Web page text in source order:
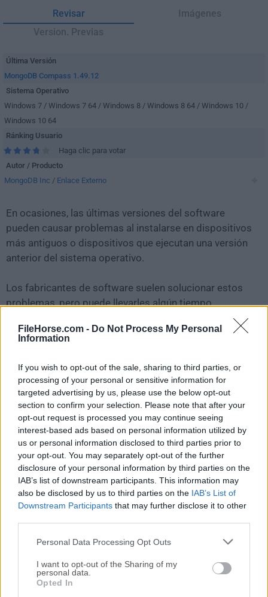
FileHorse.com - Do Not Process My Personal
Information
If you wish to opt-out of the sale, sharing to third parties, or
processing of your personal or sensitive information for
targeted advertising by us, please use the below opt-out
section to confirm your selection. Please note that after your
opt-out request is processed you may continue seeing
interest-based ads based on personal information utilized by
us or personal information disclosed to third parties prior to
your opt-out. You may separately opt-out of the further
disclosure of your personal information by third parties on the
IAB’s list of downstream participants. This information may
also be disclosed by us to third parties on the IAB’s List of
Downstream Participants that may further disclose it to other
Personal Data Processing Opt Outs
I want to opt-out of the Sharing of my
personal data.
Opted In
Revisar
Imágenes
Version. Previas
Última Versión
MongoDB Compass 1.49.12
Sistema Operativo
Windows 7 / Windows 7 64 / Windows 8 / Windows 8 64 / Windows 10 /
Windows 10 64
Ránking Usuario
Haga clic para votar
Autor / Producto
MongoDB Inc / Enlace Externo
En ocasiones, las últimas versiones del software
pueden causar problemas al instalarse en dispositivos
más antiguos o dispositivos que ejecutan una versión
anterior del sistema operativo.
Los fabricantes de software suelen solucionar estos
problemas, pero puede llevarles algún tiempo.
versión anterior deMongoDB Compass 1.29.0.
Para aquellos interesados en descargar la versión más
reciente de MongoDB Compasso leer nuestra reseña,
simplemente hazclic aquí.
Todas las versiones antiguas distribuidas en nuestro
sitio web son completamente libres de virus y están
disponibles para su descarga sin costo alguno.
Nos encantaría saber de ti
Si tienes alguna pregunta o idea que desees compartir
con nosotros, dirígete a nuestrapágina de contactoy
háznoslo saber. ¡Valoramos tu opinión!